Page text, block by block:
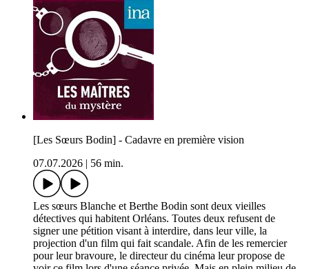
[Les Sœurs Bodin] - Cadavre en première vision
07.07.2026
56 min.
Les sœurs Blanche et Berthe Bodin sont deux vieilles
détectives qui habitent Orléans. Toutes deux refusent de
signer une pétition visant à interdire, dans leur ville, la
projection d'un film qui fait scandale. Afin de les remercier
pour leur bravoure, le directeur du cinéma leur propose de